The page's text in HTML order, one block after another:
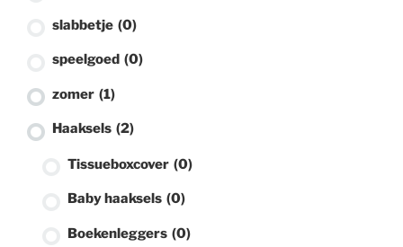
slabbetje (0)
speelgoed (0)
zomer (1)
Haaksels (2)
Tissueboxcover (0)
Baby haaksels (0)
Boekenleggers (0)